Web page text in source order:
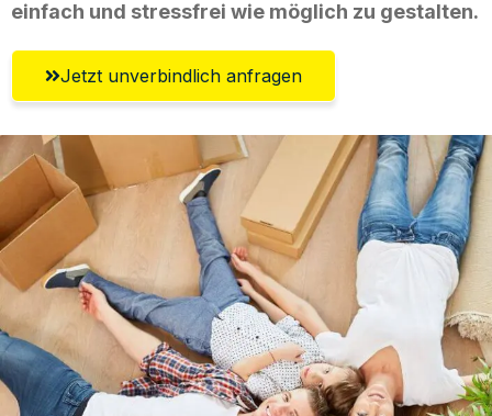
einfach und stressfrei wie möglich zu gestalten.
Jetzt unverbindlich anfragen